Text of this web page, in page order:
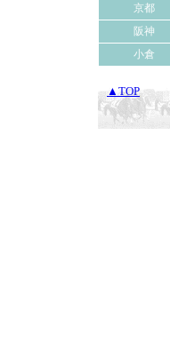
京都
阪神
小倉
▲TOP